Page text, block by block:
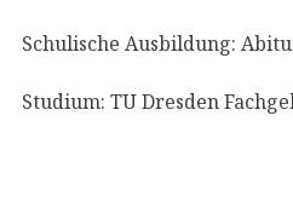
Schulische Ausbildung:
Studium: TU Dresden